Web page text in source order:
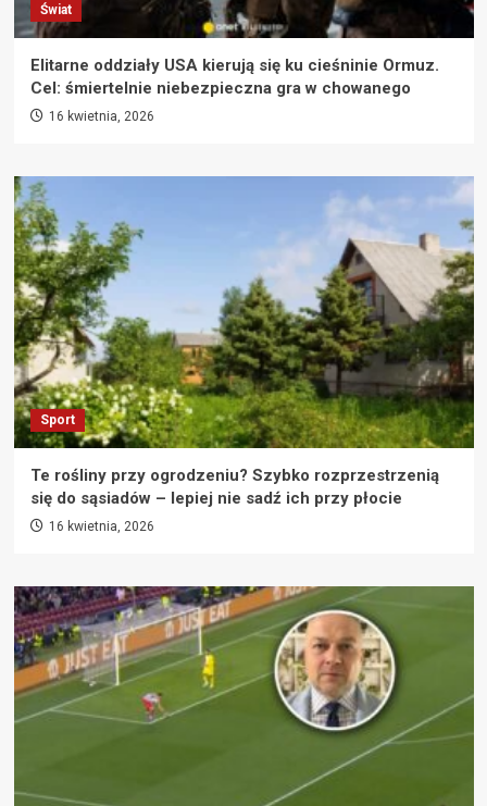
Świat
Elitarne oddziały USA kierują się ku cieśninie Ormuz.
Cel: śmiertelnie niebezpieczna gra w chowanego
16 kwietnia, 2026
Sport
Te rośliny przy ogrodzeniu? Szybko rozprzestrzenią
się do sąsiadów – lepiej nie sadź ich przy płocie
16 kwietnia, 2026